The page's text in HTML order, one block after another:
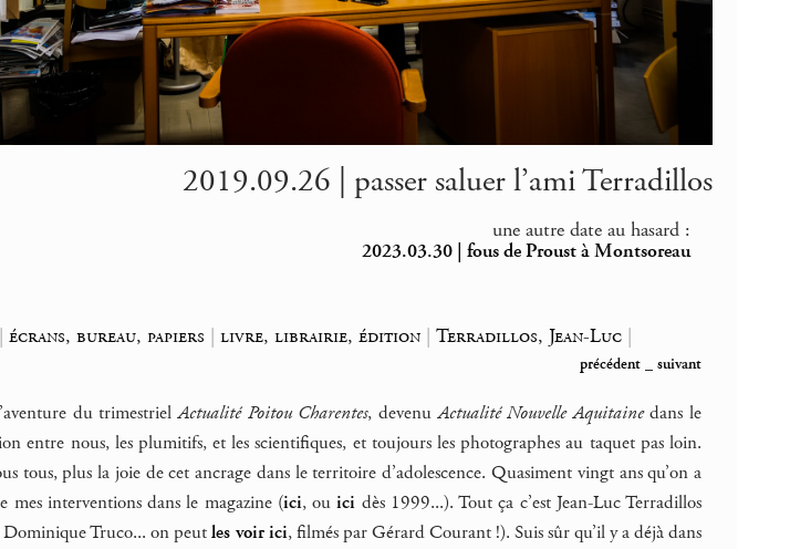
2019.09.26 | passer saluer l’ami Terradillos
une autre date au hasard :
2023.03.30 | fous de Proust à Montsoreau
|écrans, bureau, papiers |livre, librairie, édition |Terradillos, Jean-Luc |
précédent _suivant
du trimestrielActualité Poitou Charentes, devenuActualité Nouvelle Aquitainedans le
entre nous, les plumitifs, et les scientifiques, et toujours les photographes au taquet pas loin.
tous, plus la joie de cet ancrage dans le territoire d’adolescence. Quasiment vingt ans qu’on a
interventions dans le magazine (ici, ouici dès 1999...). Tout ça c’est Jean-Luc Terradillos
Dominique Truco... on peutles voir ici, filmés par Gérard Courant !). Suis sûr qu’il y a déjà dans